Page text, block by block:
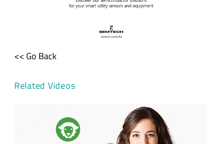
<< Go Back
Related Videos